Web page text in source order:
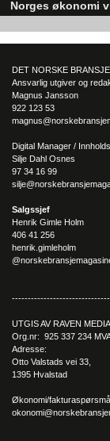
komme med et
Norges økonomi
DET NORSKE
Ansvarlig utgiver og
Magnus Jansson
922 123 53
Digital Manager /
Silje Dahl Osnes
97 34 16 99
Salgssjef
Henrik Gimle Holm
406 41 256
henrik.gimleholm
UTGIS AV RAVEN
Org.nr: 925 337 234
Adresse:
Otto Valstads vei 33,
1395 Hvalstad
Økonomi/